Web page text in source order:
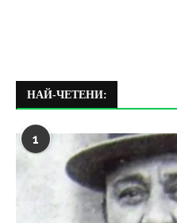
НАЙ-ЧЕТЕНИ:
1